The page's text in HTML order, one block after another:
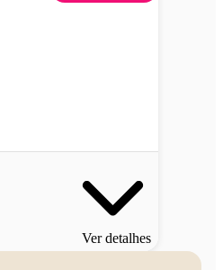
Ver detalhes